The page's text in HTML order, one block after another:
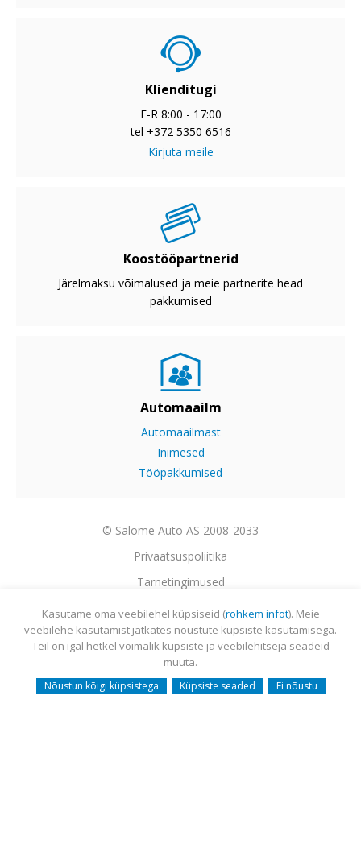
Klienditugi
E-R 8:00 - 17:00
tel +372 5350 6516
Kirjuta meile
Koostööpartnerid
Järelmaksu võimalused ja meie partnerite head
pakkumised
Automaailm
Automaailmast
Inimesed
Tööpakkumised
© Salome Auto AS 2008-2033
Privaatsuspoliitika
Tarnetingimused
Garantii
Utiliseerimine
Sisukaart
Webmail
Kasutame oma veebilehel küpsiseid (rohkem infot). Meie
veebilehe kasutamist jätkates nõustute küpsiste kasutamisega.
Teil on igal hetkel võimalik küpsiste ja veebilehitseja seadeid
muuta.
Nõustun kõigi küpsistega Küpsiste seaded Ei nõustu